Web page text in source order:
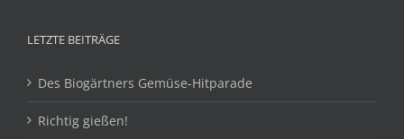
LETZTE BEITRÄGE
Des Biogärtners Gemüse-Hitparade
Richtig gießen!